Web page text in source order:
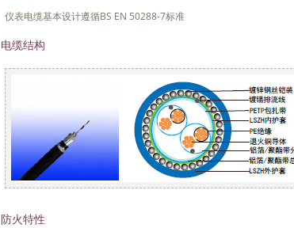
仪表电缆基本设计遵循BS EN 50288-7标准
电缆结构
防火特性